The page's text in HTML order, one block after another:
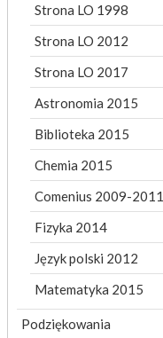
Strona LO 1998
Strona LO 2012
Strona LO 2017
Astronomia 2015
Biblioteka 2015
Chemia 2015
Comenius 2009-2011
Fizyka 2014
Język polski 2012
Matematyka 2015
Podziękowania